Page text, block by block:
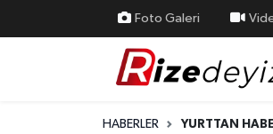
Foto Galeri
HABERLER YURTTAN
Rize Nöbetçi Eczaneler